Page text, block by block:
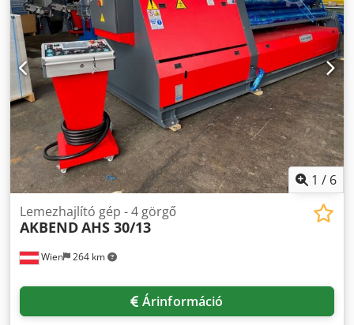
1 / 6
Wien 264 km
Lemezhajlító gép - 4 görgő
AKBENDAHS 30/13
Árinformáció